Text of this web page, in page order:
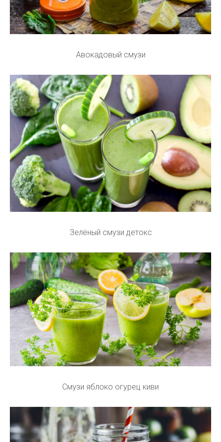
Авокадовый смузи
Зелёный смузи детокс
Смузи яблоко огурец киви